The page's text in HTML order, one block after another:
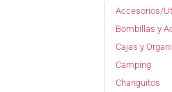
Accesorios/
Bombillas y
Cajas y
Camping
Changuitos